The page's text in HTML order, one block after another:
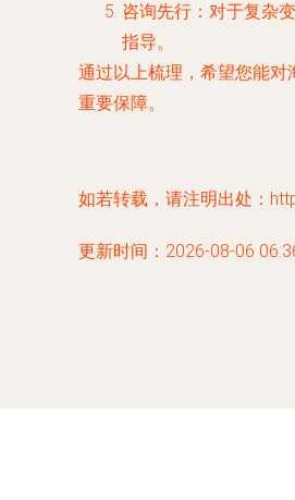
咨询先行 ：对于复杂
指导。
通过以上梳理，希望您能
重要保障。
如若转载，请注明出处：
更新时间：2026-08-06